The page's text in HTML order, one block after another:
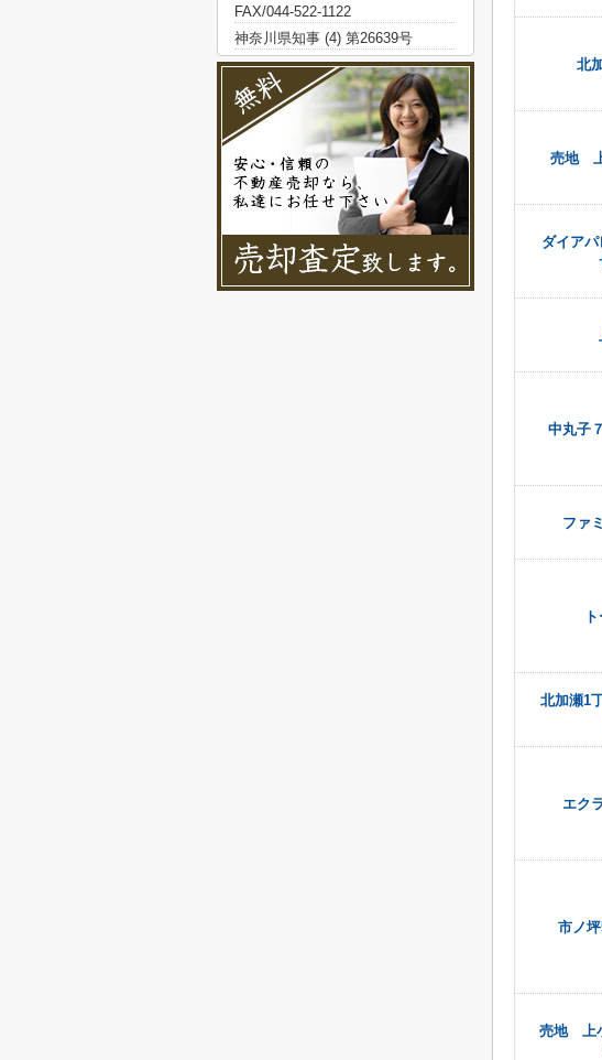
北
売地
ダイア
中丸子
ファ
北加瀬
エク
市ノ
売地 上
FAX/044-522-1122
神奈川県知事 (4) 第26639号